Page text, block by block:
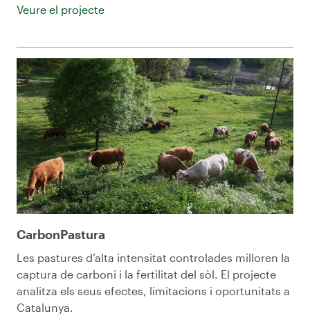
Veure el projecte
CarbonPastura
Les pastures d’alta intensitat controlades milloren la
captura de carboni i la fertilitat del sòl. El projecte
analitza els seus efectes, limitacions i oportunitats a
Catalunya.